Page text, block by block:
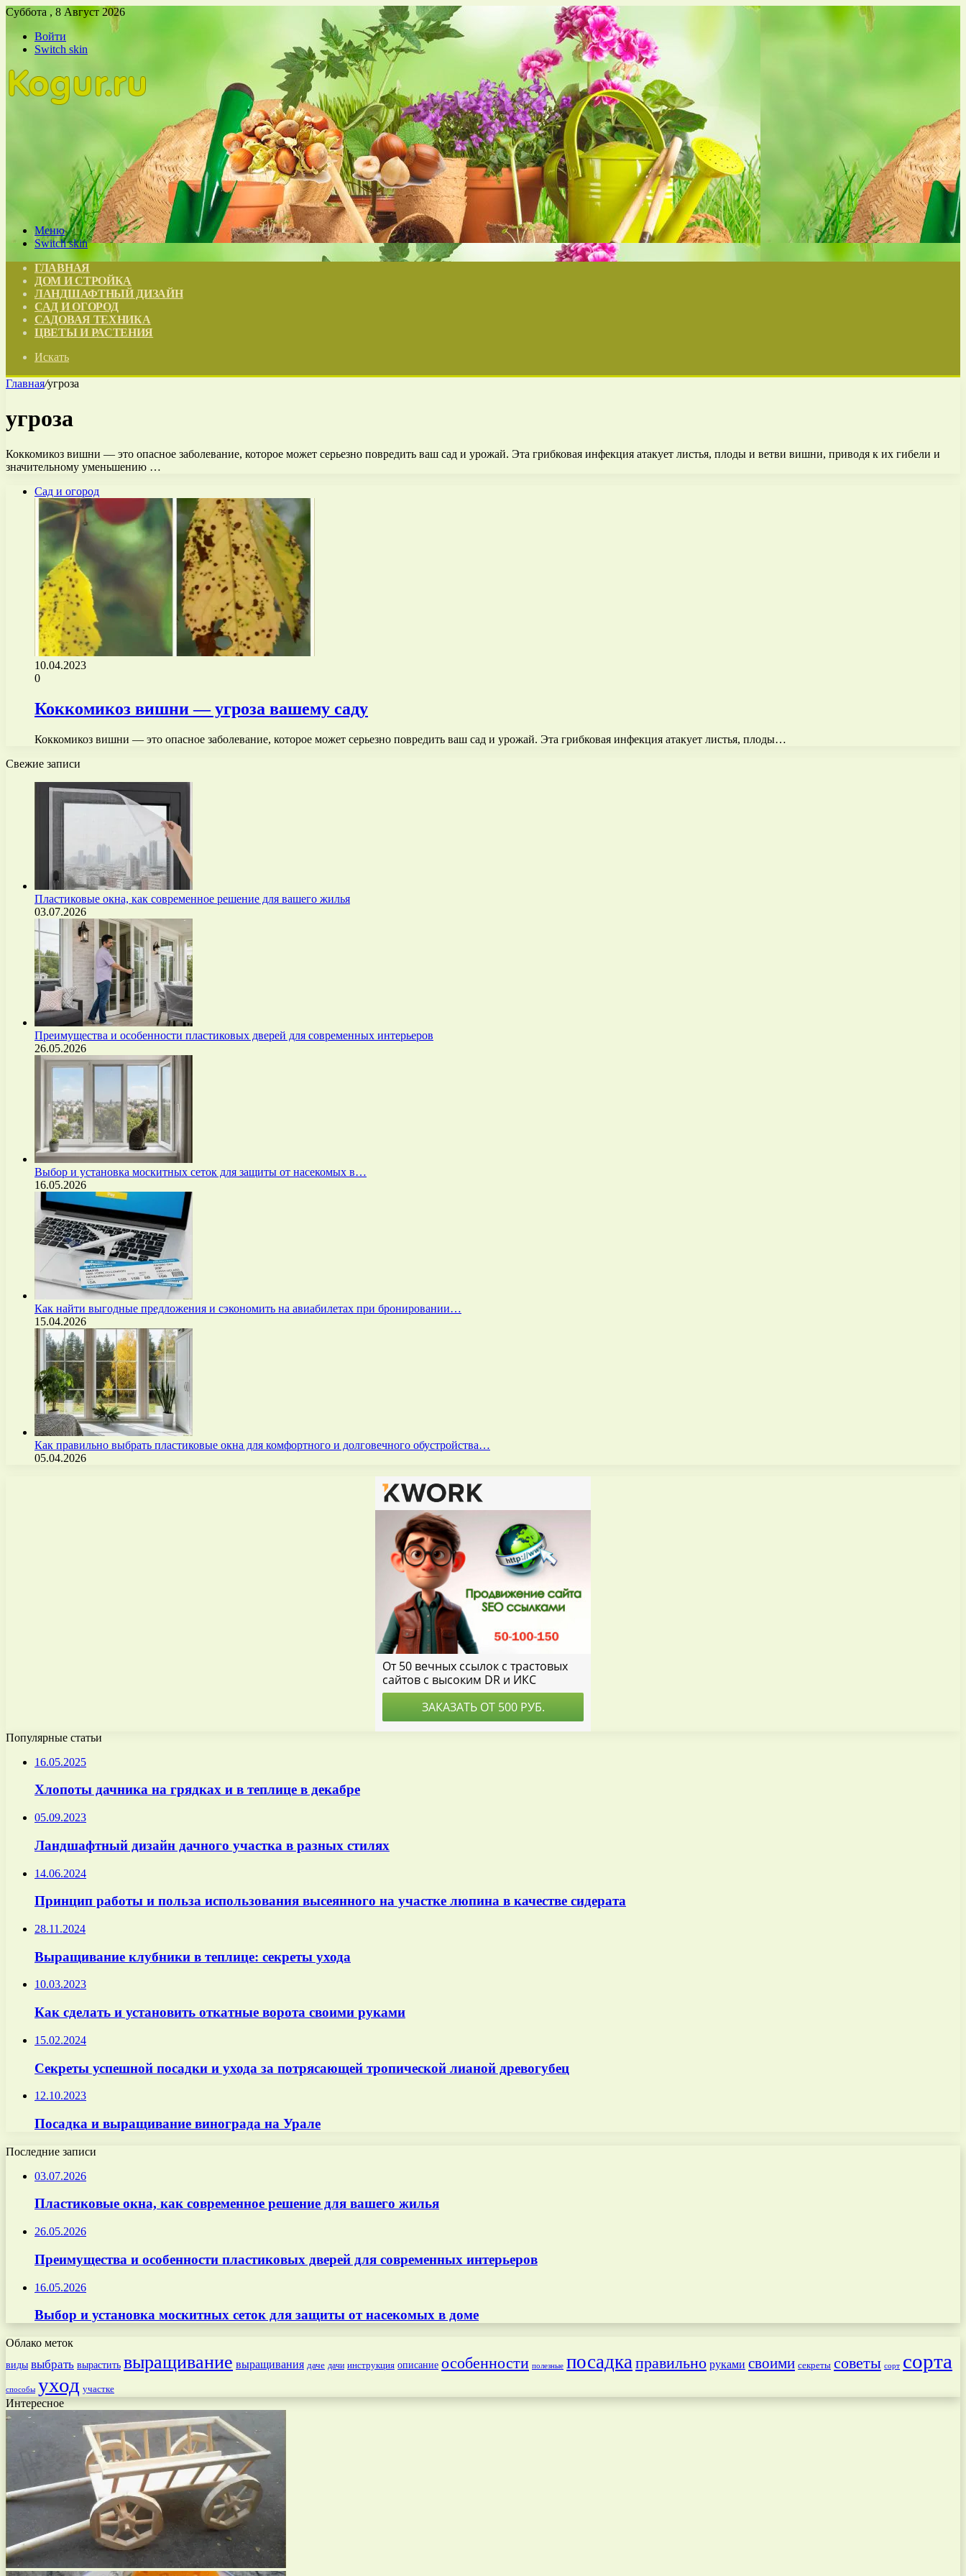
Суббота , 8 Август 2026
Войти
Switch skin
Меню
Switch skin
ГЛАВНАЯ
ДОМ И СТРОЙКА
ЛАНДШАФТНЫЙ ДИЗАЙН
САД И ОГОРОД
САДОВАЯ ТЕХНИКА
ЦВЕТЫ И РАСТЕНИЯ
Искать
Главная/угроза
угроза
Коккомикоз вишни — это опасное заболевание, которое может серьезно повредить ваш сад и урожай. Эта грибковая инфекция атакует листья, плоды и ветви вишни, приводя к их гибели и
значительному уменьшению …
Сад и огород
10.04.2023
0
Коккомикоз вишни — угроза вашему саду
Коккомикоз вишни — это опасное заболевание, которое может серьезно повредить ваш сад и урожай. Эта грибковая инфекция атакует листья, плоды…
Свежие записи
Пластиковые окна, как современное решение для вашего жилья
03.07.2026
Преимущества и особенности пластиковых дверей для современных интерьеров
26.05.2026
Выбор и установка москитных сеток для защиты от насекомых в…
16.05.2026
Как найти выгодные предложения и сэкономить на авиабилетах при бронировании…
15.04.2026
Как правильно выбрать пластиковые окна для комфортного и долговечного обустройства…
05.04.2026
Популярные статьи
16.05.2025
Хлопоты дачника на грядках и в теплице в декабре
05.09.2023
Ландшафтный дизайн дачного участка в разных стилях
14.06.2024
Принцип работы и польза использования высеянного на участке люпина в качестве сидерата
28.11.2024
Выращивание клубники в теплице: секреты ухода
10.03.2023
Как сделать и установить откатные ворота своими руками
15.02.2024
Секреты успешной посадки и ухода за потрясающей тропической лианой древогубец
12.10.2023
Посадка и выращивание винограда на Урале
Последние записи
03.07.2026
Пластиковые окна, как современное решение для вашего жилья
26.05.2026
Преимущества и особенности пластиковых дверей для современных интерьеров
16.05.2026
Выбор и установка москитных сеток для защиты от насекомых в доме
Облако меток
виды выбрать вырастить выращивание выращивания даче дачи инструкция описание особенности полезные посадкаправильно руками своими секреты советы сорт сорта
способы уход участке
Интересное